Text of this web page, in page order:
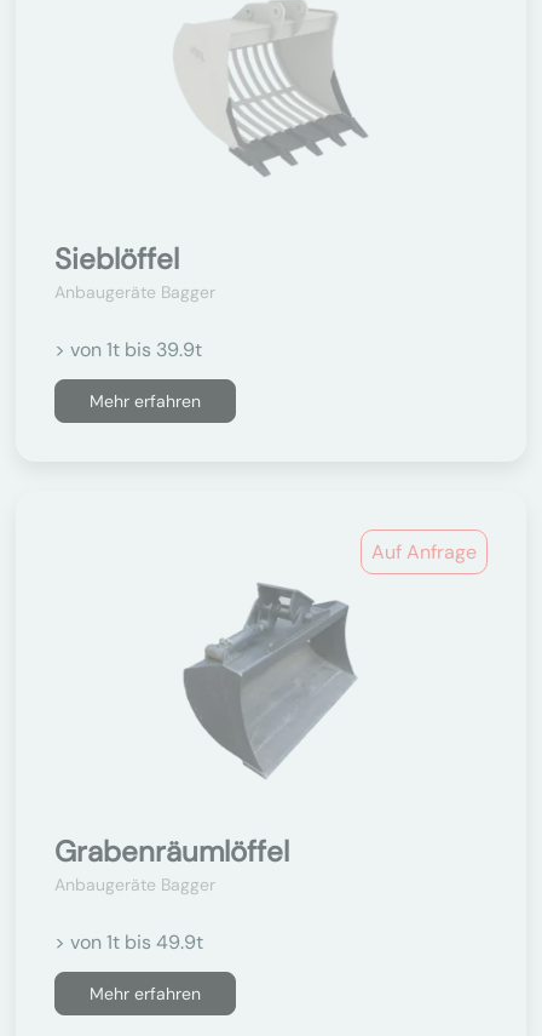
Sieblöffel
Anbaugeräte Bagger
> von 1t bis 39.9t
Mehr erfahren
Auf Anfrage
Grabenräumlöffel
Anbaugeräte Bagger
> von 1t bis 49.9t
Mehr erfahren